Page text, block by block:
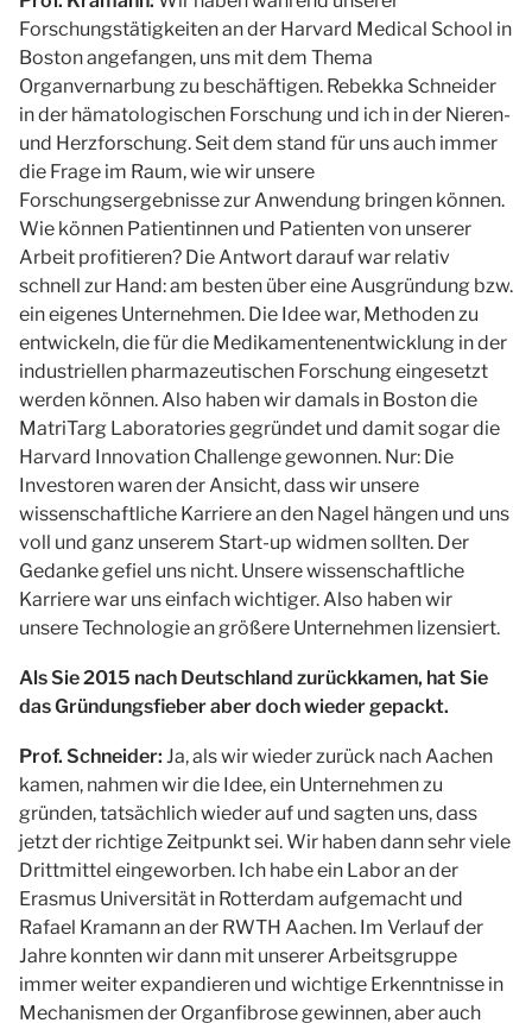
Forschungstätigkeiten an der Harvard Medical School in
Boston angefangen, uns mit dem Thema
Organvernarbung zu beschäftigen. Rebekka Schneider
in der hämatologischen Forschung und ich in der Nieren-
und Herzforschung. Seit dem stand für uns auch immer
die Frage im Raum, wie wir unsere
Forschungsergebnisse zur Anwendung bringen können.
Wie können Patientinnen und Patienten von unserer
Arbeit profitieren? Die Antwort darauf war relativ
schnell zur Hand: am besten über eine Ausgründung bzw.
ein eigenes Unternehmen. Die Idee war, Methoden zu
entwickeln, die für die Medikamentenentwicklung in der
industriellen pharmazeutischen Forschung eingesetzt
werden können. Also haben wir damals in Boston die
MatriTarg Laboratories gegründet und damit sogar die
Harvard Innovation Challenge gewonnen. Nur: Die
Investoren waren der Ansicht, dass wir unsere
wissenschaftliche Karriere an den Nagel hängen und uns
voll und ganz unserem Start-up widmen sollten. Der
Gedanke gefiel uns nicht. Unsere wissenschaftliche
Karriere war uns einfach wichtiger. Also haben wir
unsere Technologie an größere Unternehmen lizensiert.
Als Sie 2015 nach Deutschland zurückkamen, hat Sie
das Gründungsfieber aber doch wieder gepackt.
Prof. Schneider: Ja, als wir wieder zurück nach Aachen
kamen, nahmen wir die Idee, ein Unternehmen zu
gründen, tatsächlich wieder auf und sagten uns, dass
jetzt der richtige Zeitpunkt sei. Wir haben dann sehr viele
Drittmittel eingeworben. Ich habe ein Labor an der
Erasmus Universität in Rotterdam aufgemacht und
Rafael Kramann an der RWTH Aachen. Im Verlauf der
Jahre konnten wir dann mit unserer Arbeitsgruppe
immer weiter expandieren und wichtige Erkenntnisse in
Mechanismen der Organfibrose gewinnen, aber auch